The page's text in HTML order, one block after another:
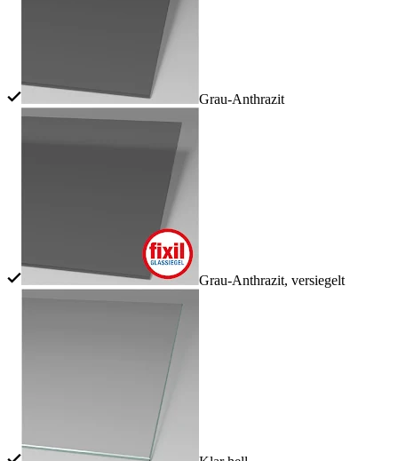
Grau-Anthrazit
Grau-Anthrazit, versiegelt